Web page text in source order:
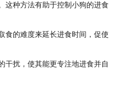
这种方法有助于控制小狗的进食
的难度来延长进食时间，促使
扰，使其能更专注地进食并自